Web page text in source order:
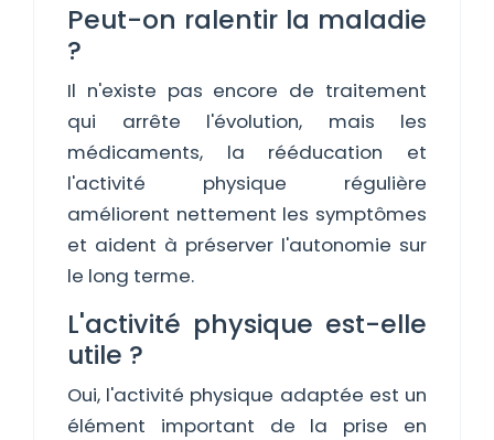
Peut-on ralentir la maladie
?
Il n'existe pas encore de traitement
qui arrête l'évolution, mais les
médicaments, la rééducation et
l'activité physique régulière
améliorent nettement les symptômes
et aident à préserver l'autonomie sur
le long terme.
L'activité physique est-elle
utile ?
Oui, l'activité physique adaptée est un
élément important de la prise en